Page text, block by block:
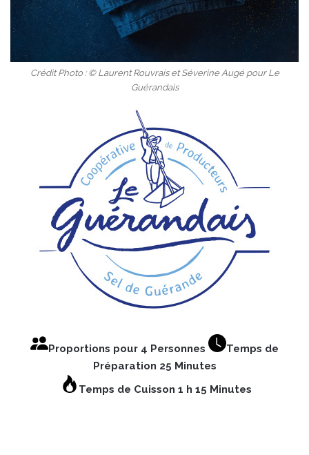
Crédit Photo : © Laurent Rouvrais et Séverine Augé pour Le
Guérandais
Proportions pour 4 Personnes
Temps de
Préparation 25 Minutes
Temps de Cuisson 1 h 15 Minutes